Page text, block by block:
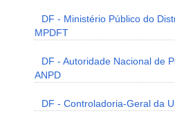
DF - Ministério Público do
MPDFT
DF - Autoridade Nacional de
ANPD
DF - Controladoria-Geral da